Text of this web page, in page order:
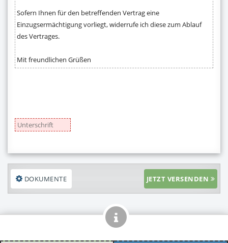
DOKUMENTE JETZT VERSENDEN